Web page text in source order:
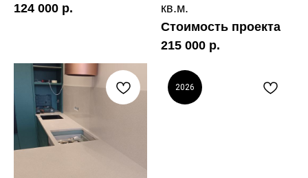
124 000 р.
кв.м.
Стоимость проекта
215 000 р.
2026